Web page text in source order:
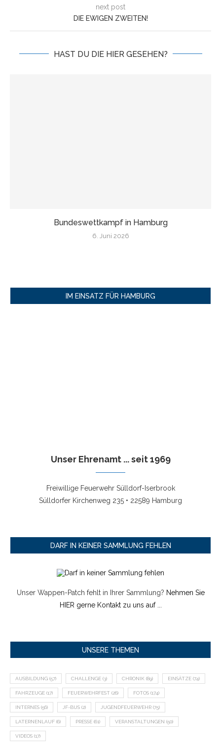
next post
DIE EWIGEN ZWEITEN!
HAST DU DIE HIER GESEHEN?
Bundeswettkampf in Hamburg
6. Juni 2026
IM EINSATZ FÜR HAMBURG
Unser Ehrenamt ... seit 1969
Freiwillige Feuerwehr Sülldorf-Iserbrook
Sülldorfer Kirchenweg 235 • 22589 Hamburg
DARF IN KEINER SAMMLUNG FEHLEN
Unser Wappen-Patch fehlt in Ihrer Sammlung? Nehmen Sie
HIER gerne Kontakt zu uns auf ...
UNSERE THEMEN
AUSBILDUNG (57) CHALLENGE (3) CHRONIK (89) EINSÄTZE (74)
FAHRZEUGE (17) FEUERWEHRFEST (26) FOTOS (174)
INTERNES (56) JF-BUS (2) JUGENDFEUERWEHR (75)
LATERNENLAUF (6) PRESSE (61) VERANSTALTUNGEN (50)
VIDEOS (17)